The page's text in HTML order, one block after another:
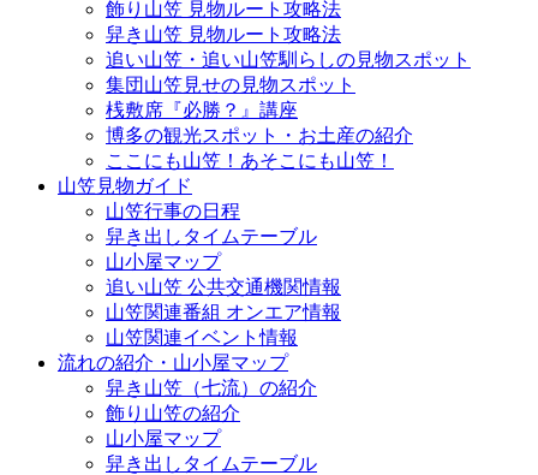
飾り山笠 見物ルート攻略法
舁き山笠 見物ルート攻略法
追い山笠・追い山笠馴らしの見物スポット
集団山笠見せの見物スポット
桟敷席『必勝？』講座
博多の観光スポット・お土産の紹介
ここにも山笠！あそこにも山笠！
山笠見物ガイド
山笠行事の日程
舁き出しタイムテーブル
山小屋マップ
追い山笠 公共交通機関情報
山笠関連番組 オンエア情報
山笠関連イベント情報
流れの紹介・山小屋マップ
舁き山笠（七流）の紹介
飾り山笠の紹介
山小屋マップ
舁き出しタイムテーブル